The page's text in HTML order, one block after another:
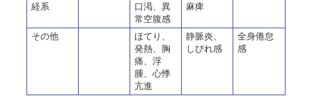
経系
口渇、異
常空腹感
麻痺
その他
ほてり、
発熱、胸
痛、浮
腫、心悸
亢進
静脈炎、
しびれ感
全身倦怠
感